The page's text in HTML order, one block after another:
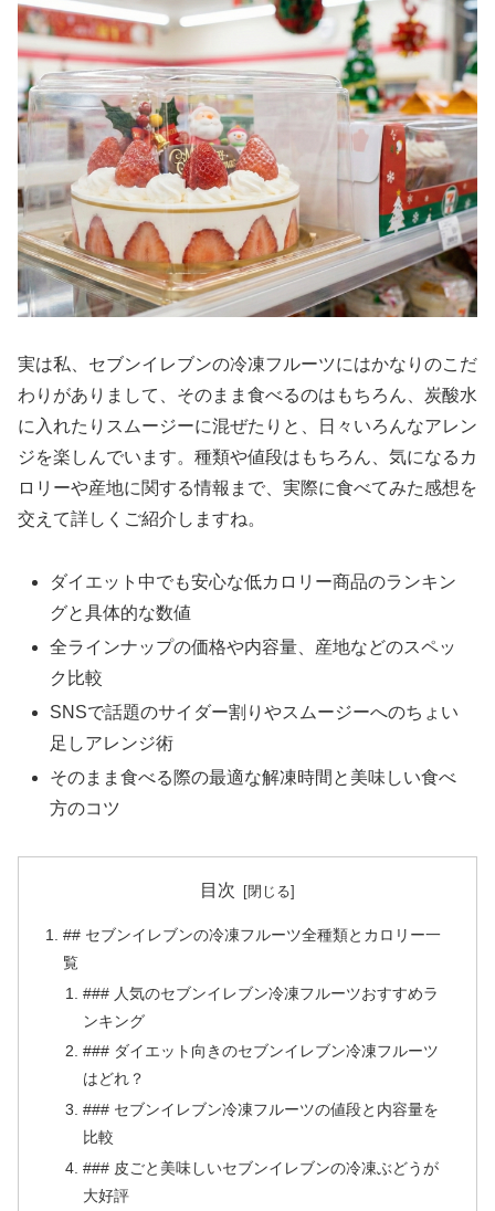
実は私、セブンイレブンの冷凍フルーツにはかなりのこだ
わりがありまして、そのまま食べるのはもちろん、炭酸水
に入れたりスムージーに混ぜたりと、日々いろんなアレン
ジを楽しんでいます。種類や値段はもちろん、気になるカ
ロリーや産地に関する情報まで、実際に食べてみた感想を
交えて詳しくご紹介しますね。
ダイエット中でも安心な低カロリー商品のランキン
グと具体的な数値
全ラインナップの価格や内容量、産地などのスペッ
ク比較
SNSで話題のサイダー割りやスムージーへのちょい
足しアレンジ術
そのまま食べる際の最適な解凍時間と美味しい食べ
方のコツ
目次
## セブンイレブンの冷凍フルーツ全種類とカロリー一
覧
### 人気のセブンイレブン冷凍フルーツおすすめラ
ンキング
### ダイエット向きのセブンイレブン冷凍フルーツ
はどれ？
### セブンイレブン冷凍フルーツの値段と内容量を
比較
### 皮ごと美味しいセブンイレブンの冷凍ぶどうが
大好評